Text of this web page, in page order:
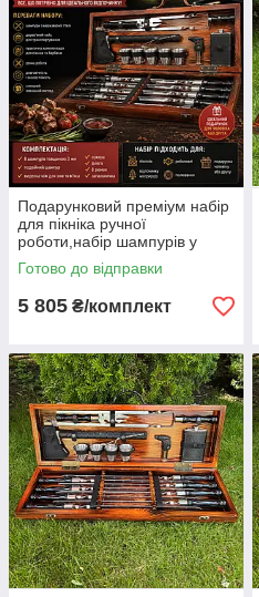
Подарунковий преміум набір
для пікніка ручної
роботи,набір шампурів у
дерев'яному
кейсі,шашличний набір для
Готово до відправки
5 805 ₴/комплект